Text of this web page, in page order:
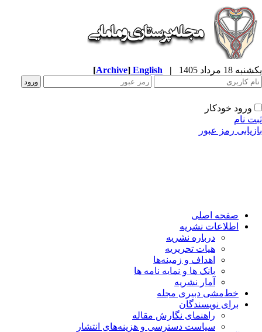
18 مرداد 1405 |
English
[Archive]
ورود خودکار
نام
رمز عبور
صفحه اصلی
اطلاعات نشریه
درباره نشریه
هیات تحریریه
اهداف و زمینه‌ها
بانک ها و نمایه نامه ها
آمار نشریه
خط‌مشی دبیری مجله
برای نویسندگان
راهنمای نگارش مقاله
سیاست دسترسی و هزینه‌های انتشار